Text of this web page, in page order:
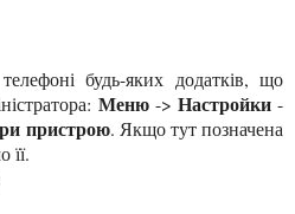
будь-яких додатків, що
Меню-> Настройки-
пристрою. Якщо тут позначена
її.